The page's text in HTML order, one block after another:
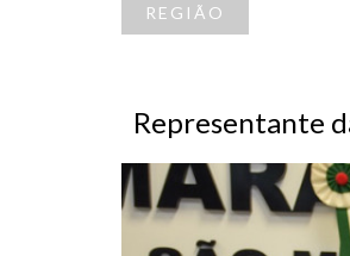
REGIÃO
Representante